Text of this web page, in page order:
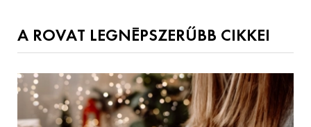
A ROVAT LEGNÉPSZERŰBB CIKKEI